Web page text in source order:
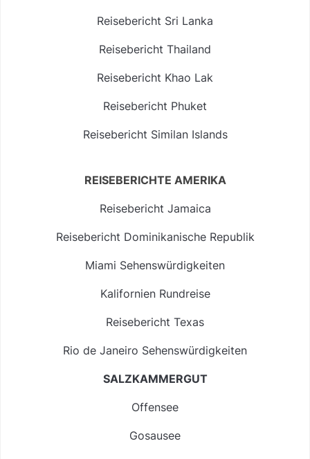
Reisebericht Sri Lanka
Reisebericht Thailand
Reisebericht Khao Lak
Reisebericht Phuket
Reisebericht Similan Islands
REISEBERICHTE AMERIKA
Reisebericht Jamaica
Reisebericht Dominikanische Republik
Miami Sehenswürdigkeiten
Kalifornien Rundreise
Reisebericht Texas
Rio de Janeiro Sehenswürdigkeiten
SALZKAMMERGUT
Offensee
Gosausee